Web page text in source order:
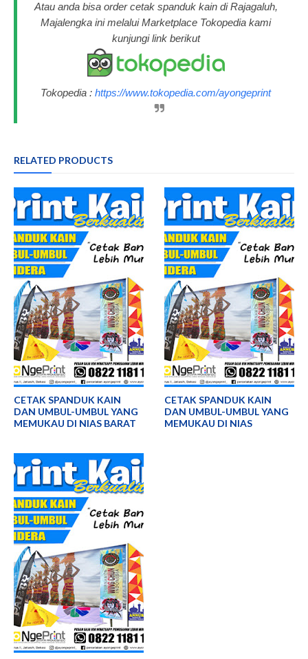
Atau anda bisa order cetak spanduk kain di Rajagaluh,
Majalengka ini melalui Marketplace Tokopedia kami
kunjungi link berikut
Tokopedia : https://www.tokopedia.com/ayongeprint
RELATED PRODUCTS
CETAK SPANDUK KAIN
DAN UMBUL-UMBUL YANG
MEMUKAU DI NIAS BARAT
CETAK SPANDUK KAIN
DAN UMBUL-UMBUL YANG
MEMUKAU DI NIAS